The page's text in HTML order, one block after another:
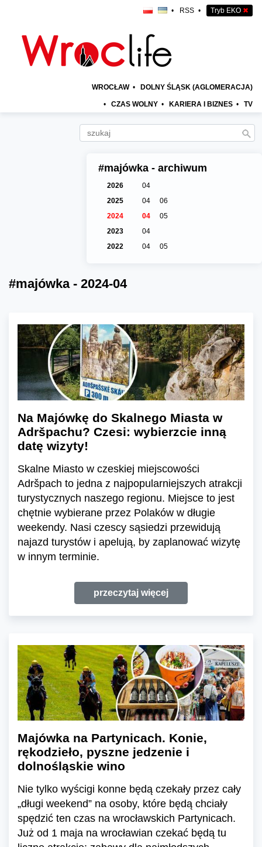
• RSS • Tryb EKO ✖
WROCŁAW • DOLNY ŚLĄSK (AGLOMERACJA)
• CZAS WOLNY • KARIERA I BIZNES • TV
#majówka - archiwum
2026
04
2025
04
06
2024
04
05
2023
04
2022
04 05
#majówka - 2024-04
Na Majówkę do Skalnego Miasta w
Adršpachu? Czesi: wybierzcie inną
datę wizyty!
Skalne Miasto w czeskiej miejscowości
Adršpach to jedna z najpopularniejszych atrakcji
turystycznych naszego regionu. Miejsce to jest
chętnie wybierane przez Polaków w długie
weekendy. Nasi czescy sąsiedzi przewidują
najazd turystów i apelują, by zaplanować wizytę
w innym terminie.
przeczytaj więcej
Majówka na Partynicach. Konie,
rękodzieło, pyszne jedzenie i
dolnośląskie wino
Nie tylko wyścigi konne będą czekały przez cały
„długi weekend” na osoby, które będą chciały
spędzić ten czas na wrocławskich Partynicach.
Już od 1 maja na wrocławian czekać będą tu